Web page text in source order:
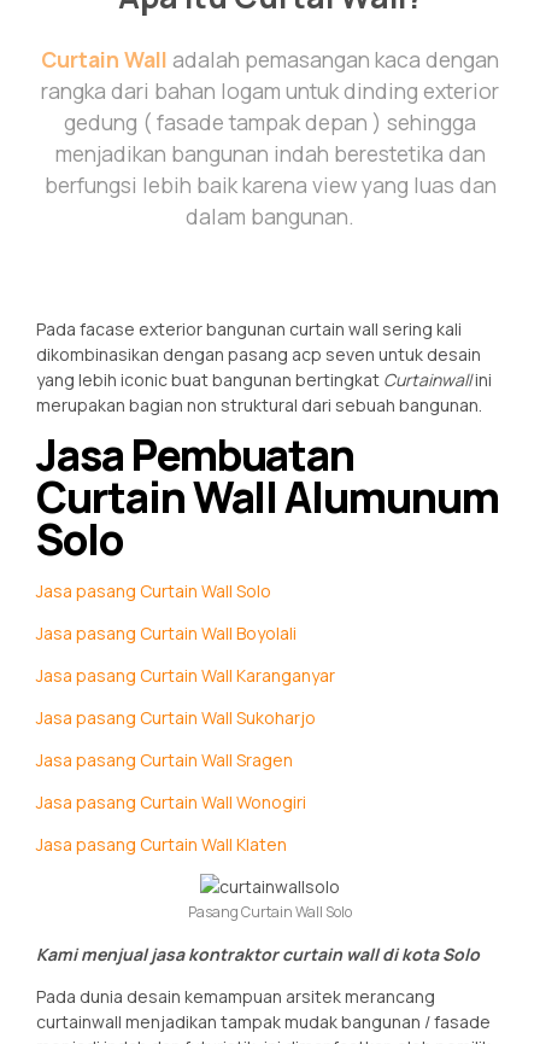
Curtain Wall adalah pemasangan kaca dengan
rangka dari bahan logam untuk dinding exterior
gedung ( fasade tampak depan ) sehingga
menjadikan bangunan indah berestetika dan
berfungsi lebih baik karena view yang luas dan
dalam bangunan.
Pada facase exterior bangunan curtain wall sering kali
dikombinasikan dengan pasang acp seven untuk desain
yang lebih iconic buat bangunan bertingkat Curtainwallini
merupakan bagian non struktural dari sebuah bangunan.
Jasa Pembuatan
Curtain Wall Alumunum
Solo
Jasa pasang Curtain Wall Solo
Jasa pasang Curtain Wall Boyolali
Jasa pasang Curtain Wall Karanganyar
Jasa pasang Curtain Wall Sukoharjo
Jasa pasang Curtain Wall Sragen
Jasa pasang Curtain Wall Wonogiri
Jasa pasang Curtain Wall Klaten
Pasang Curtain Wall Solo
Kami menjual jasa kontraktor curtain wall di kota Solo
Pada dunia desain kemampuan arsitek merancang
curtainwall menjadikan tampak mudak bangunan / fasade